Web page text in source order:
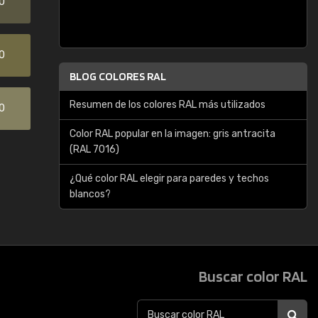
BLOG COLORES RAL
Resumen de los colores RAL más utilizados
Color RAL popular en la imagen: gris antracita
(RAL 7016)
¿Qué color RAL elegir para paredes y techos
blancos?
Buscar color RAL